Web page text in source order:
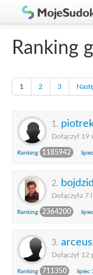
Rankingi
Ranking
1 2 3
1.
Dołączył 19
Ranking 1185942
2.
Dołączyła
Ranking 2364200
3.
Dołączył
Ranking 711350 lipiec